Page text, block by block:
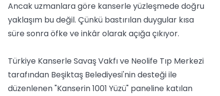
Ancak uzmanlara göre kanserle yüzleşmede doğru
yaklaşım bu değil. Çünkü bastırılan duygular kısa
süre sonra öfke ve inkâr olarak açığa çıkıyor.
Türkiye Kanserle Savaş Vakfı ve Neolife Tıp Merkezi
tarafından Beşiktaş Belediyesi'nin desteği ile
düzenlenen "Kanserin 1001 Yüzü" paneline katılan